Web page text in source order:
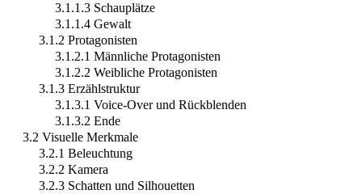
3.1.1.3 Schauplätze
3.1.1.4 Gewalt
3.1.2 Protagonisten
3.1.2.1 Männliche Protagonisten
3.1.2.2 Weibliche Protagonisten
3.1.3 Erzählstruktur
3.1.3.1 Voice-Over und Rückblenden
3.1.3.2 Ende
3.2 Visuelle Merkmale
3.2.1 Beleuchtung
3.2.2 Kamera
3.2.3 Schatten und Silhouetten